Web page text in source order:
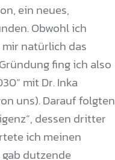
ein neues,
Obwohl ich
natürlich das
fing ich also
mit Dr. Inka
uns). Darauf folgten
dessen dritter
ich meinen
dutzende